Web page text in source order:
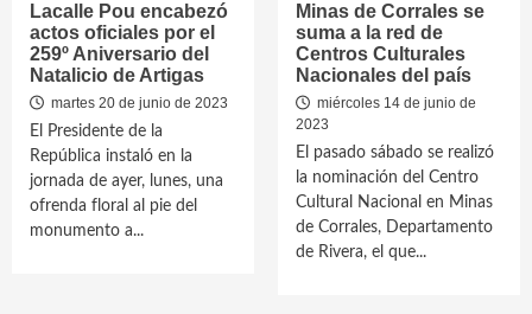
Lacalle Pou encabezó
actos oficiales por el
259º Aniversario del
Natalicio de Artigas
martes 20 de junio de 2023
El Presidente de la
República instaló en la
jornada de ayer, lunes, una
ofrenda floral al pie del
monumento a...
Minas de Corrales se
suma a la red de
Centros Culturales
Nacionales del país
miércoles 14 de junio de
2023
El pasado sábado se realizó
la nominación del Centro
Cultural Nacional en Minas
de Corrales, Departamento
de Rivera, el que...